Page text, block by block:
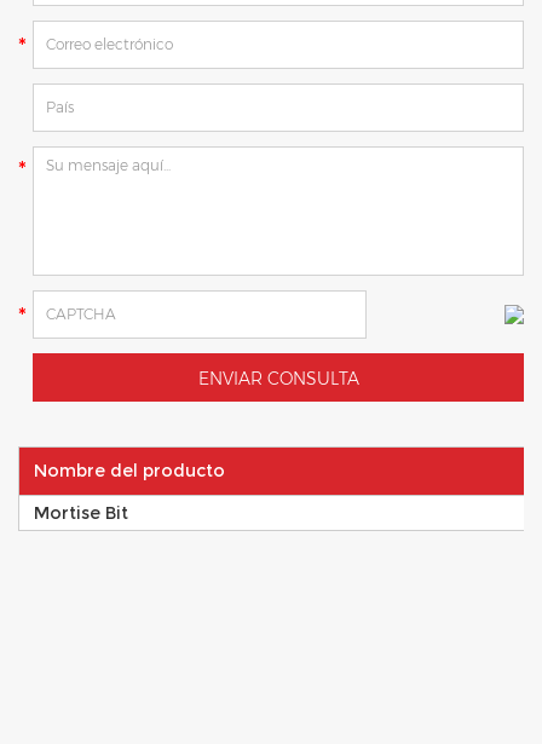
Nombre del producto
Mortise Bit